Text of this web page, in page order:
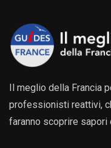
Il meglio della Francia
professionisti reattivi,
faranno scoprire sapori